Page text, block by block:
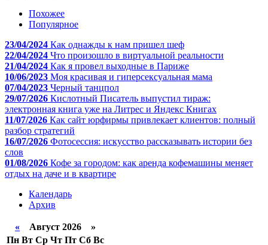
Похожее
Популярное
23/04/2024 Как однажды к нам пришел шеф
22/04/2024 Что произошло в виртуальной реальности
21/04/2024 Как я провел выходные в Париже
10/06/2023 Моя красивая и гиперсексуальная мама
07/04/2023 Черный танцпол
29/07/2026 Кислотный Писатель выпустил тираж:
электронная книга уже на Литрес и Яндекс Книгах
11/07/2026 Как сайт юрфирмы привлекает клиентов: полный
разбор стратегий
16/07/2026 Фотосессия: искусство рассказывать истории без
слов
01/08/2026 Кофе за городом: как аренда кофемашины меняет
отдых на даче и в квартире
Календарь
Архив
« Август 2026 »
Пн Вт Ср Чт Пт Сб Вс